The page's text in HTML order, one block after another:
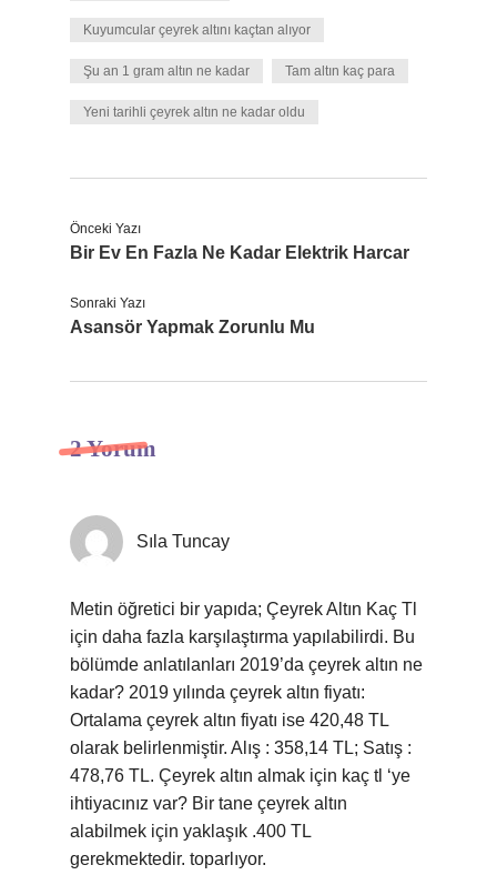
Kuyumcular çeyrek altını kaçtan alıyor
Şu an 1 gram altın ne kadar Tam altın kaç para
Yeni tarihli çeyrek altın ne kadar oldu
Önceki Yazı
Bir Ev En Fazla Ne Kadar Elektrik Harcar
Sonraki Yazı
Asansör Yapmak Zorunlu Mu
2 Yorum
Sıla Tuncay
Metin öğretici bir yapıda; Çeyrek Altın Kaç Tl
için daha fazla karşılaştırma yapılabilirdi. Bu
bölümde anlatılanları 2019’da çeyrek altın ne
kadar? 2019 yılında çeyrek altın fiyatı:
Ortalama çeyrek altın fiyatı ise 420,48 TL
olarak belirlenmiştir. Alış : 358,14 TL; Satış :
478,76 TL. Çeyrek altın almak için kaç tl ‘ye
ihtiyacınız var? Bir tane çeyrek altın
alabilmek için yaklaşık .400 TL
gerekmektedir. toparlıyor.